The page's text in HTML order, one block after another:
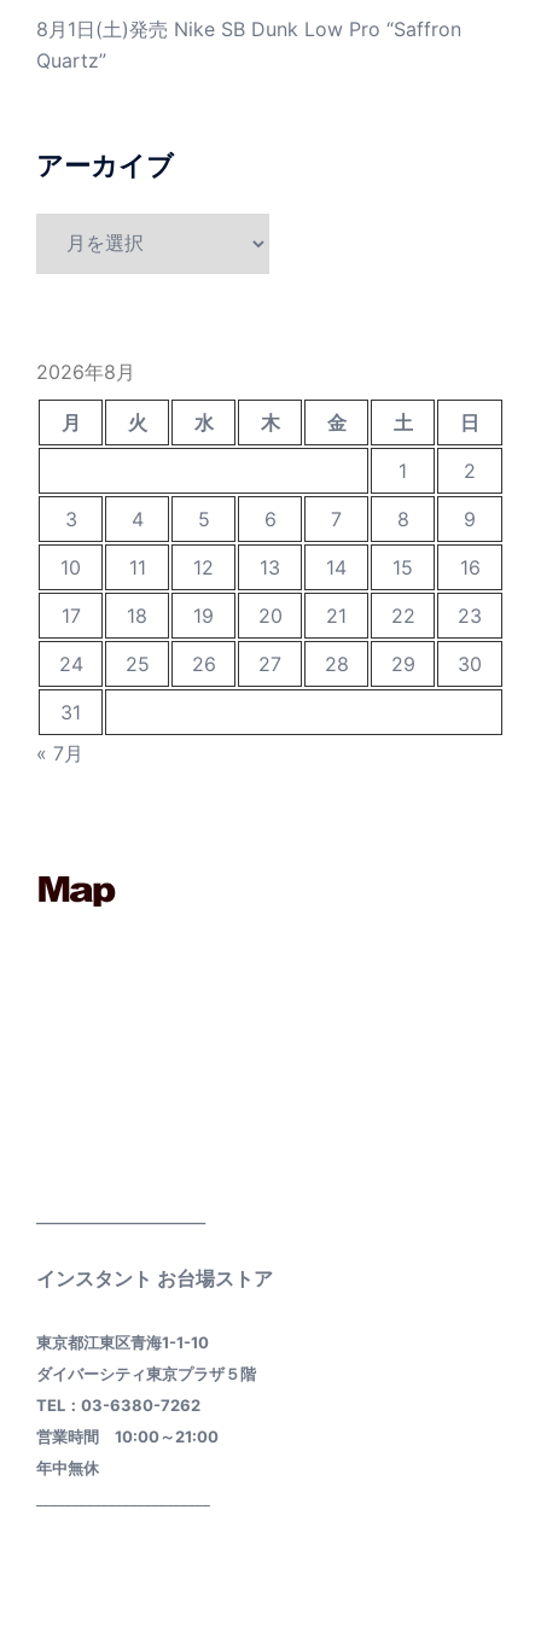
8月1日(土)発売 Nike SB Dunk Low Pro “Saffron
Quartz”
アーカイブ
2026年8月
月 火 水 木 金 土
日
1
2
3
4 5 6 7 8
9
10
11 12 13 14 15
16
17
18 19 20 21 22
23
24
25 26 27 28 29
30
31
« 7月
インスタント お台場ストア
東京都江東区青海1-1-10
ダイバーシティ東京プラザ５階
TEL：03-6380-7262
営業時間 10:00～21:00
年中無休